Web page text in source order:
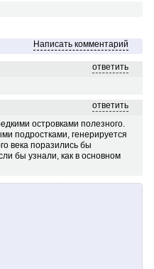
Написать комментарий
ответить
ответить
островками полезного.
подростками, генерируется
века поразились бы
бы узнали, как в основном